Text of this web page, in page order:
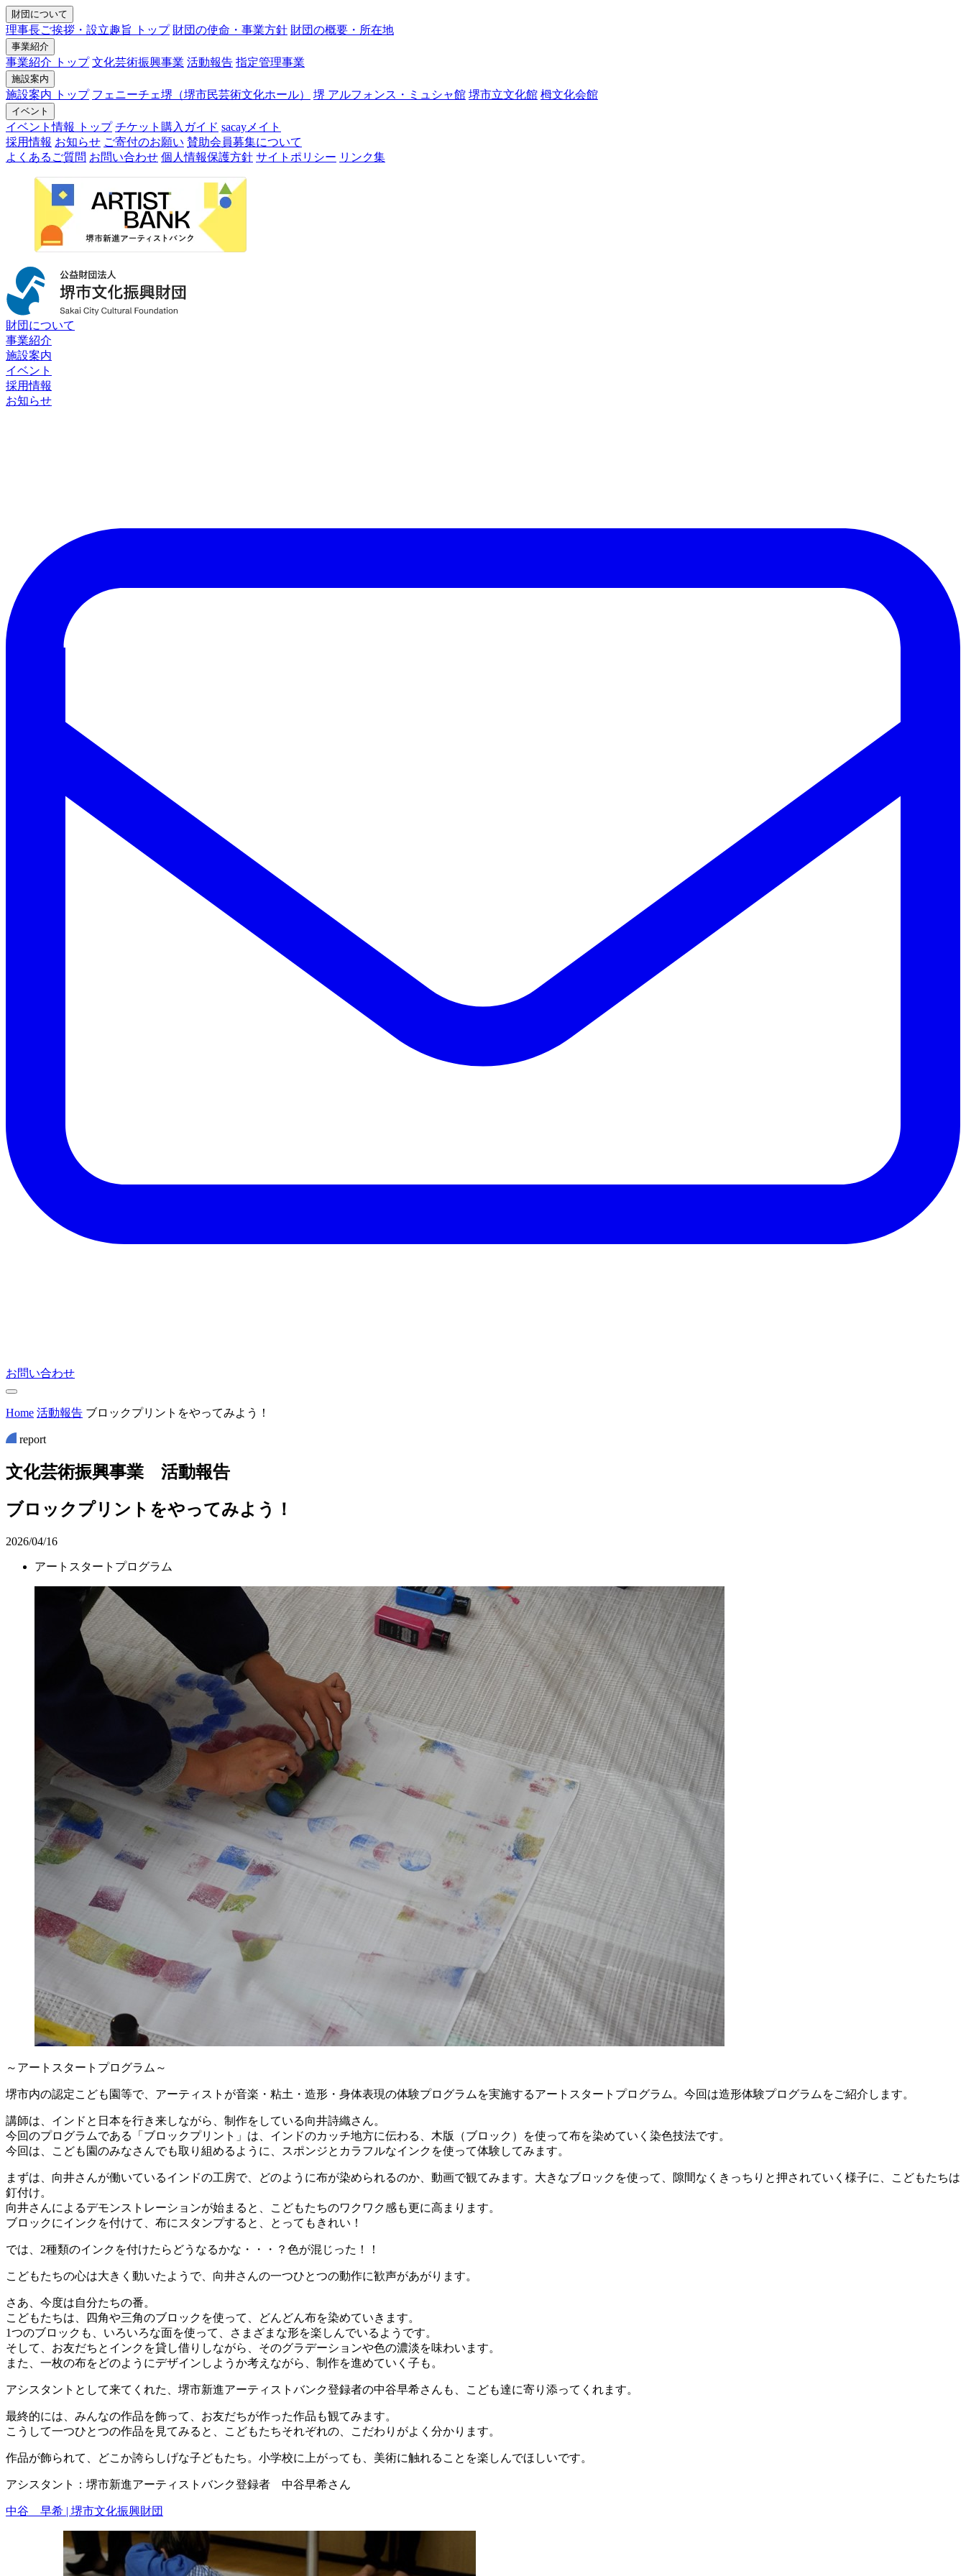
財団について
理事長ご挨拶・設立趣旨 トップ 財団の使命・事業方針 財団の概要・所在地
事業紹介
事業紹介 トップ 文化芸術振興事業 活動報告 指定管理事業
施設案内
施設案内 トップ フェニーチェ堺（堺市民芸術文化ホール） 堺 アルフォンス・ミュシャ館 堺市立文化館 栂文化会館
イベント
イベント情報 トップ チケット購入ガイド sacayメイト
採用情報 お知らせ ご寄付のお願い 賛助会員募集について
よくあるご質問 お問い合わせ 個人情報保護方針 サイトポリシー リンク集
財団について
事業紹介
施設案内
イベント
採用情報
お知らせ
お問い合わせ
Home 活動報告 ブロックプリントをやってみよう！
report
文化芸術振興事業 活動報告
ブロックプリントをやってみよう！
2026/04/16
アートスタートプログラム
～アートスタートプログラム～
堺市内の認定こども園等で、アーティストが音楽・粘土・造形・身体表現の体験プログラムを実施するアートスタートプログラム。今回は造形体験プログラムをご紹介します。
講師は、インドと日本を行き来しながら、制作をしている向井詩織さん。
今回のプログラムである「ブロックプリント」は、インドのカッチ地方に伝わる、木版（ブロック）を使って布を染めていく染色技法です。
今回は、こども園のみなさんでも取り組めるように、スポンジとカラフルなインクを使って体験してみます。
まずは、向井さんが働いているインドの工房で、どのように布が染められるのか、動画で観てみます。大きなブロックを使って、隙間なくきっちりと押されていく様子に、こどもたちは
釘付け。
向井さんによるデモンストレーションが始まると、こどもたちのワクワク感も更に高まります。
ブロックにインクを付けて、布にスタンプすると、とってもきれい！
では、2種類のインクを付けたらどうなるかな・・・？色が混じった！！
こどもたちの心は大きく動いたようで、向井さんの一つひとつの動作に歓声があがります。
さあ、今度は自分たちの番。
こどもたちは、四角や三角のブロックを使って、どんどん布を染めていきます。
1つのブロックも、いろいろな面を使って、さまざまな形を楽しんでいるようです。
そして、お友だちとインクを貸し借りしながら、そのグラデーションや色の濃淡を味わいます。
また、一枚の布をどのようにデザインしようか考えながら、制作を進めていく子も。
アシスタントとして来てくれた、堺市新進アーティストバンク登録者の中谷早希さんも、こども達に寄り添ってくれます。
最終的には、みんなの作品を飾って、お友だちが作った作品も観てみます。
こうして一つひとつの作品を見てみると、こどもたちそれぞれの、こだわりがよく分かります。
作品が飾られて、どこか誇らしげな子どもたち。小学校に上がっても、美術に触れることを楽しんでほしいです。
アシスタント：堺市新進アーティストバンク登録者 中谷早希さん
中谷 早希 | 堺市文化振興財団